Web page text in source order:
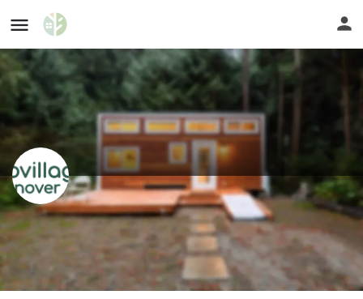
ecovillage Hannover
Europas größte Tiny-House-Siedlung
Profil